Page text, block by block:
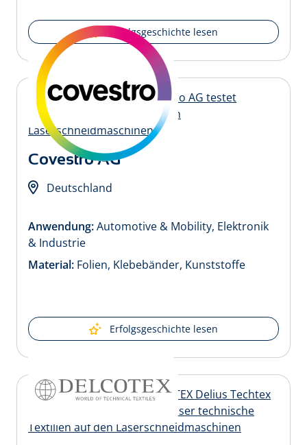
Erfolgsgeschichte lesen
Covestro AG
Deutschland
Anwendung:Automotive & Mobility, Elektronik
& Industrie
Material: Folien, Klebebänder, Kunststoffe
Erfolgsgeschichte lesen